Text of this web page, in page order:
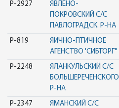
Р-2927
ЯВЛЕНО-
ПОКРОВСКИЙ С/С
ПАВЛОГРАДСК. Р-НА
Р-819
ЯИЧНО-ПТИЧНОЕ
АГЕНСТВО 'СИБТОРГ"
Р-2248
ЯЛАНКУЛЬСКИЙ С/С
БОЛЬШЕРЕЧЕНСКОГО
Р-НА
Р-2347
ЯМАНСКИЙ С/С